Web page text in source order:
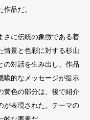
品だ。
さに伝統の象徴である着
情景と色彩に対する杉山
の対話を生み出し、作品
喩的なメッセージが提示
黄色の部分は、後で紹介
が表現された。テーマの